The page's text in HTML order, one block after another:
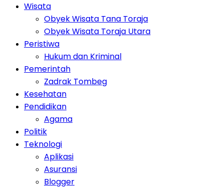
Wisata
Obyek Wisata Tana Toraja
Obyek Wisata Toraja Utara
Peristiwa
Hukum dan Kriminal
Pemerintah
Zadrak Tombeg
Kesehatan
Pendidikan
Agama
Politik
Teknologi
Aplikasi
Asuransi
Blogger